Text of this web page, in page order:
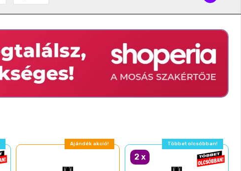
Ajándék akció! Többet olcsóbban!
2x